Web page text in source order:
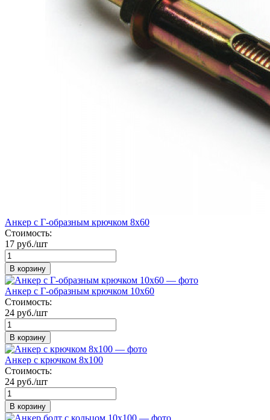
Анкер с Г-образным крючком 8х60
Стоимость:
17 руб./шт
В корзину
Анкер с Г-образным крючком 10х60
Стоимость:
24 руб./шт
В корзину
Анкер с крючком 8х100
Стоимость:
24 руб./шт
В корзину